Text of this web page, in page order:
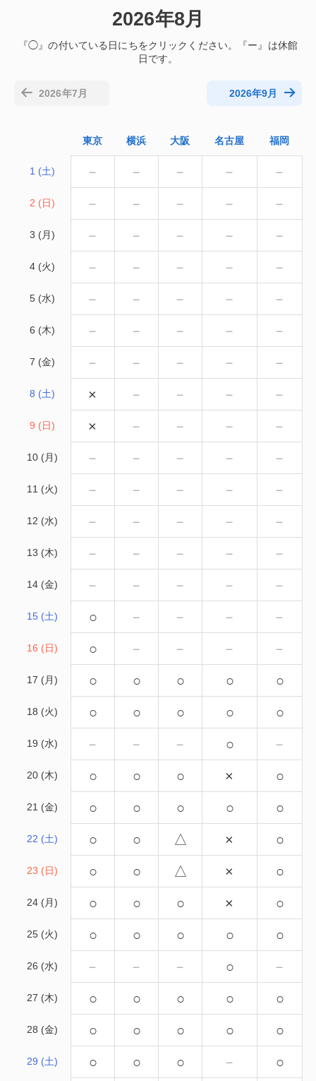
2026年8月
東京 横浜 大阪 名古屋 福岡
1 (土) － － － － －
2 (日) － － － － －
3 (月) － － － － －
4 (火) － － － － －
5 (水) － － － － －
6 (木) － － － － －
7 (金) － － － － －
8 (土) × － － － －
9 (日) × － － － －
10 (月) － － － － －
11 (火) － － － － －
12 (水) － － － － －
13 (木) － － － － －
14 (金) － － － － －
15 (土) ○ － － － －
16 (日) ○ － － － －
17 (月) ○ ○ ○ ○ ○
18 (火) ○ ○ ○ ○ ○
19 (水) － － － ○ －
20 (木) ○ ○ ○ × ○
21 (金) ○ ○ ○ ○ ○
22 (土) ○ ○ △ × ○
23 (日) ○ ○ △ × ○
24 (月) ○ ○ ○ × ○
25 (火) ○ ○ ○ ○ ○
26 (水) － － － ○ －
27 (木) ○ ○ ○ ○ ○
28 (金) ○ ○ ○ ○ ○
29 (土) ○ ○ ○ － ○
2026年7月 2026年9月